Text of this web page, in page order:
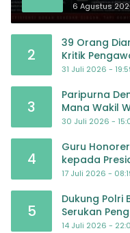
Ladang
6 Agustus
2
39 Orang
Kritik
Masyarakat
31 Juli 2026 -
3
Paripurna
Mana Wakil
30 Juli 2026 -
4
Guru
kepada
atas Dugaan
17 Juli 2026 -
5
Dukung Polri
Serukan
Jampidsus
14 Juli 2026 -